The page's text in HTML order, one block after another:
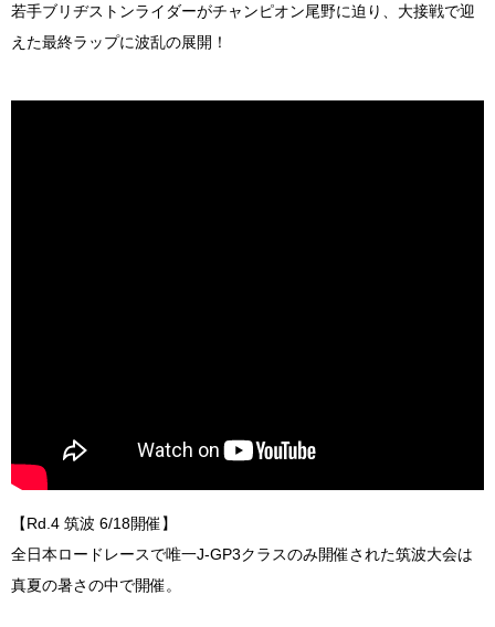
若手ブリヂストンライダーがチャンピオン尾野に迫り、大接戦で迎
えた最終ラップに波乱の展開！
【Rd.4 筑波 6/18開催】
全日本ロードレースで唯一J-GP3クラスのみ開催された筑波大会は
真夏の暑さの中で開催。